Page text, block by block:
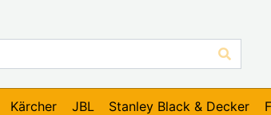
Kärcher JBL Stanley Black & Decker